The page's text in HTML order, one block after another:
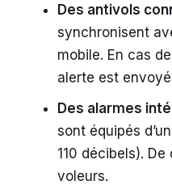
Des antivols
synchronisent
mobile. En cas
alerte est
Des alarmes
sont équipés
110 décibels).
voleurs.